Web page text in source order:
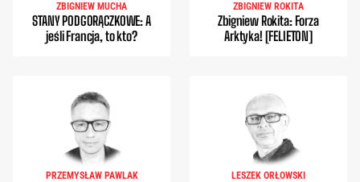
ZBIGNIEW MUCHA
STANY PODGORĄCZKOWE: A
jeśli Francja, to kto?
ZBIGNIEW ROKITA
Zbigniew Rokita: Forza
Arktyka! [FELIETON]
PRZEMYSŁAW PAWLAK LESZEK ORŁOWSKI